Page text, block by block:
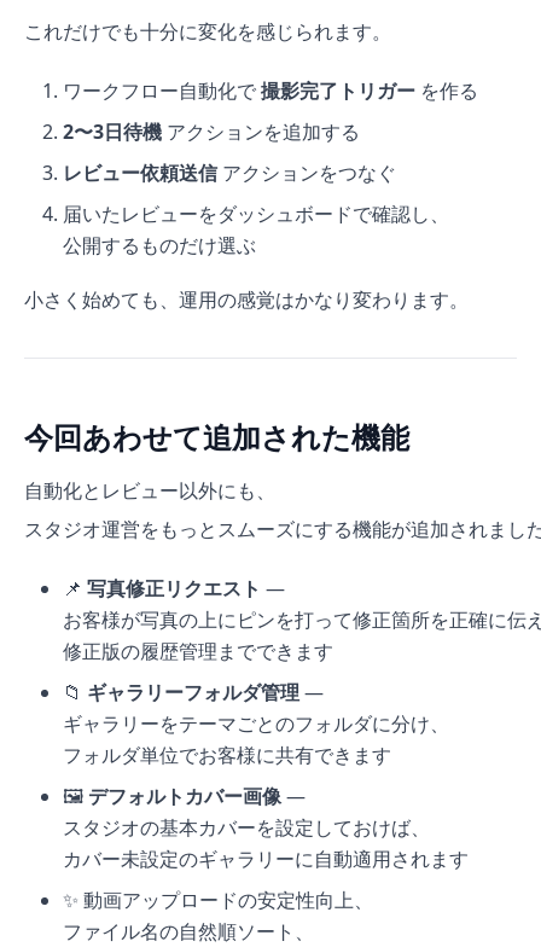
これだけでも十分に変化を感じられます。
ワークフロー自動化で撮影完了トリガー を作る
2〜3日待機 アクションを追加する
レビュー依頼送信アクションをつなぐ
届いたレビューをダッシュボードで確認し、
公開するものだけ選ぶ
小さく始めても、運用の感覚はかなり変わります。
今回あわせて追加された機能
自動化とレビュー以外にも、
スタジオ運営をもっとスムーズにする機能が追加されまし
📌 写真修正リクエスト —
お客様が写真の上にピンを打って修正箇所を正確に伝
修正版の履歴管理までできます
📁 ギャラリーフォルダ管理 —
ギャラリーをテーマごとのフォルダに分け、
フォルダ単位でお客様に共有できます
🖼️ デフォルトカバー画像—
スタジオの基本カバーを設定しておけば、
カバー未設定のギャラリーに自動適用されます
✨ 動画アップロードの安定性向上、
ファイル名の自然順ソート、